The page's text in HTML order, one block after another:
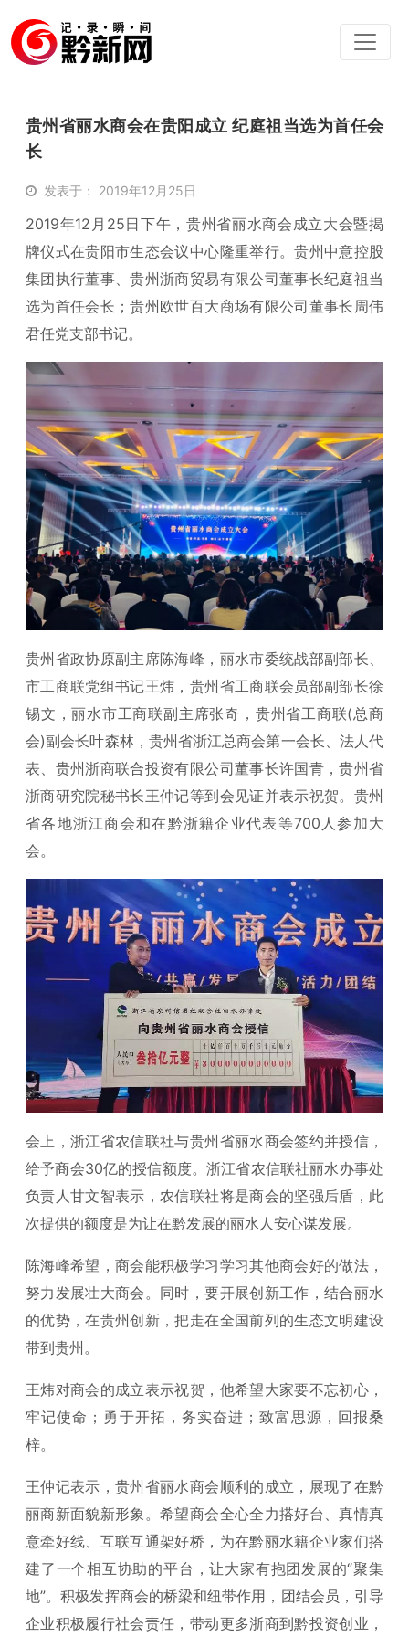
贵州省丽水商会在贵阳成立 纪庭祖当选为首任会
长
发表于： 2019年12月25日
2019年12月25日下午，贵州省丽水商会成立大会暨揭
牌仪式在贵阳市生态会议中心隆重举行。贵州中意控股
集团执行董事、贵州浙商贸易有限公司董事长纪庭祖当
选为首任会长；贵州欧世百大商场有限公司董事长周伟
君任党支部书记。
贵州省政协原副主席陈海峰，丽水市委统战部副部长、
市工商联党组书记王炜，贵州省工商联会员部副部长徐
锡文，丽水市工商联副主席张奇，贵州省工商联(总商
会)副会长叶森林，贵州省浙江总商会第一会长、法人代
表、贵州浙商联合投资有限公司董事长许国青，贵州省
浙商研究院秘书长王仲记等到会见证并表示祝贺。贵州
省各地浙江商会和在黔浙籍企业代表等700人参加大
会。
会上，浙江省农信联社与贵州省丽水商会签约并授信，
给予商会30亿的授信额度。浙江省农信联社丽水办事处
负责人甘文智表示，农信联社将是商会的坚强后盾，此
次提供的额度是为让在黔发展的丽水人安心谋发展。
陈海峰希望，商会能积极学习学习其他商会好的做法，
努力发展壮大商会。同时，要开展创新工作，结合丽水
的优势，在贵州创新，把走在全国前列的生态文明建设
带到贵州。
王炜对商会的成立表示祝贺，他希望大家要不忘初心，
牢记使命；勇于开拓，务实奋进；致富思源，回报桑
梓。
王仲记表示，贵州省丽水商会顺利的成立，展现了在黔
丽商新面貌新形象。希望商会全心全力搭好台、真情真
意牵好线、互联互通架好桥，为在黔丽水籍企业家们搭
建了一个相互协助的平台，让大家有抱团发展的“聚集
地”。积极发挥商会的桥梁和纽带作用，团结会员，引导
企业积极履行社会责任，带动更多浙商到黔投资创业，